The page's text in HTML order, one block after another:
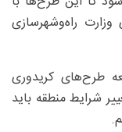
راه‌وشهرسازی
طرح‌های کریدوری
شرایط منطقه باید